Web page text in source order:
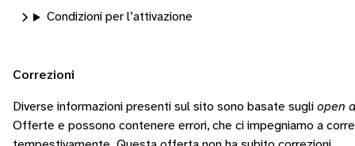
Condizioni per l’attivazione
Correzioni
Diverse informazioni presenti sul sito sono basate sugli open
Offerte e possono contenere errori, che ci impegniamo a